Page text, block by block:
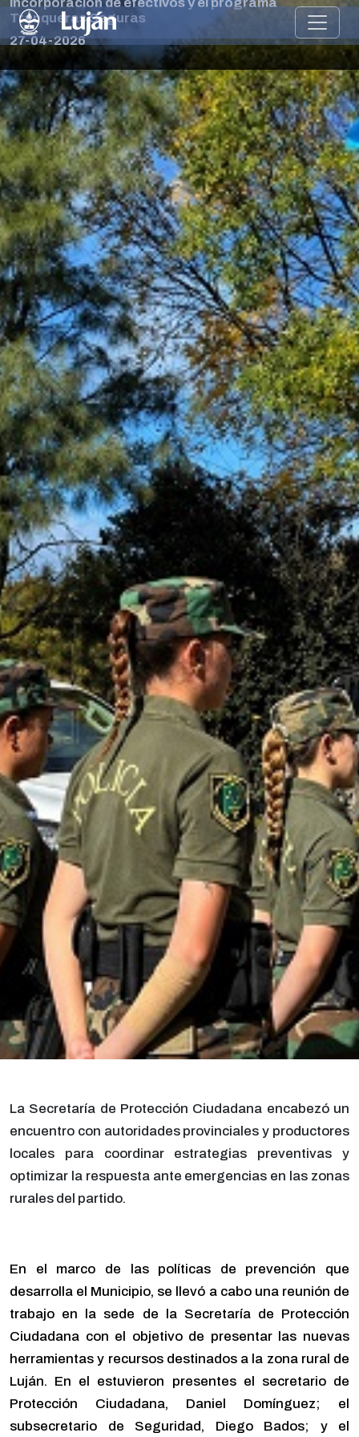
Tranqueras Seguras
27-04-2026
La Secretaría de Protección Ciudadana encabezó un
encuentro con autoridades provinciales y productores
locales para coordinar estrategias preventivas y
optimizar la respuesta ante emergencias en las zonas
rurales del partido.
En el marco de las políticas de prevención que
desarrolla el Municipio, se llevó a cabo una reunión de
trabajo en la sede de la Secretaría de Protección
Ciudadana con el objetivo de presentar las nuevas
herramientas y recursos destinados a la zona rural de
Luján. En el estuvieron presentes el secretario de
Protección Ciudadana, Daniel Domínguez; el
subsecretario de Seguridad, Diego Bados; y el